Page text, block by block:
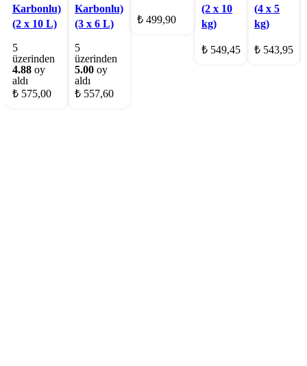
Karbonlu)
(2 x 10 L)
5
üzerinden
4.88 oy
aldı
₺ 575,00
Karbonlu)
(3 x 6 L)
5
üzerinden
5.00 oy
aldı
₺ 557,60
₺ 499,90
(2 x 10
kg)
₺ 549,45
(4 x 5
kg)
₺ 543,95